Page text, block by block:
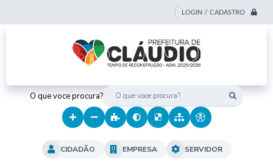
LOGIN / CADASTRO
O que voce procura?
CIDADÃO EMPRESA SERVIDOR